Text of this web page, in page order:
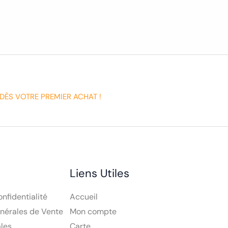
VOTRE PREMIER ACHAT !
de Vente
Liens Utiles
Accueil
Mon compte